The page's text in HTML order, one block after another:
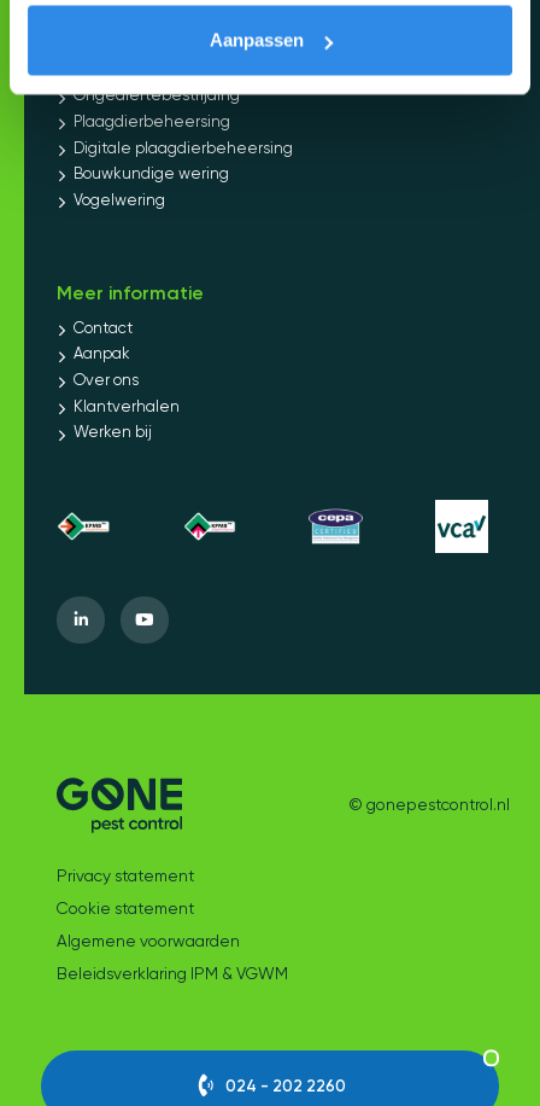
Aanpassen
024 - 202 2260
Ongediertebestrijding
Plaagdierbeheersing
Digitale plaagdierbeheersing
Bouwkundige wering
Vogelwering
Meer informatie
Contact
Aanpak
Over ons
Klantverhalen
Werken bij
© gonepestcontrol.nl
Privacy statement
Cookie statement
Algemene voorwaarden
Beleidsverklaring IPM & VGWM